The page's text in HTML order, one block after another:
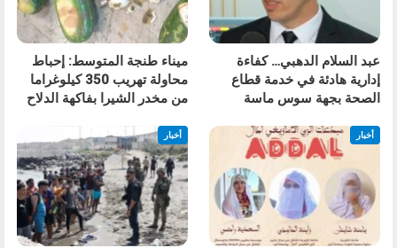
عبد السلام الدهبي… كفاءة
إدارية هادئة في خدمة قطاع
الصحة بجهة سوس ماسة
ميناء طنجة المتوسط: إحباط
محاولة تهريب 350 كيلوغراما
من مخدر الشيرا بفاكهة الدلاح
أخبار أخبار